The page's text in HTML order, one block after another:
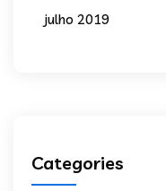
julho 2019
Categories